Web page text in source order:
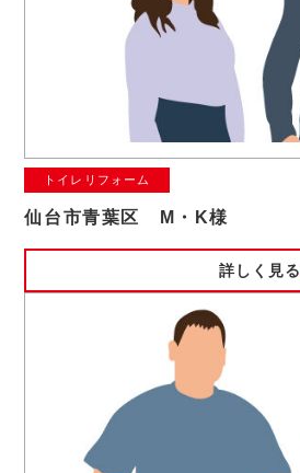
トイレリフォーム
仙台市青葉区 M・K様
詳しく見る